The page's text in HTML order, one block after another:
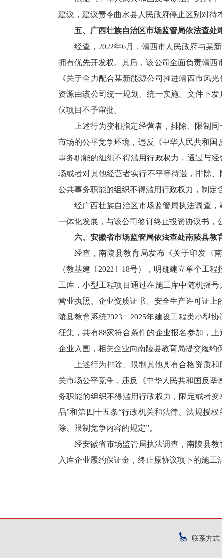
建议，建议责令曲水县人民政府停止区别对
五、广西壮族自治区市场监管局依法查处
经查，2022年6月，靖西市人民政府与某
拥有优先开发权。其后，该公司全面负责靖西
《关于全力配合某新能源公司推进靖西市风
资源由该公司统一规划、统一实施。文件下
伏项目不予审批。
上述行为变相指定经营者，排除、限制
市场的公平竞争环境，违反《中华人民共和
事务职能的组织不得滥用行政权力，通过与
场或者对其他经营者实行不平等待遇，排除
公共事务职能的组织不得滥用行政权力，制定
经广西壮族自治区市场监管局执法调查
一体化发展，与该公司签订终止投资协议书
六、安徽省市场监管局依法查处南陵县教
经查，南陵县教育局发布《关于印发〈
（教基建〔2022〕18号），明确建立单个工
工库，小型工程项目通过在施工库中随机摇
营业执照、企业资质证书、安全生产许可证上
陵县教育系统2023—2025年建设工程类小型
征集，共有88家符合条件的企业报名参加，
企业入围，相关企业向南陵县教育局提交履约
上述行为排除、限制其他具有合格资质
关市场公平竞争，违反《中华人民共和国反
务职能的组织不得滥用行政权力，限定或者
品”和第四十五条“行政机关和法律、法规授
除、限制竞争内容的规定”。
经安徽省市场监管局执法调查，南陵县
入库企业履约保证金，终止原协议项下的施工
联系方式